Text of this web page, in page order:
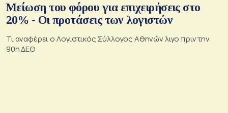
Μείωση του φόρου για επιχειρήσεις στο
20% - Οι προτάσεις των λογιστών
Τι αναφέρει ο Λογιστικός Σύλλογος Αθηνών λιγο πριν την
90η ΔΕΘ